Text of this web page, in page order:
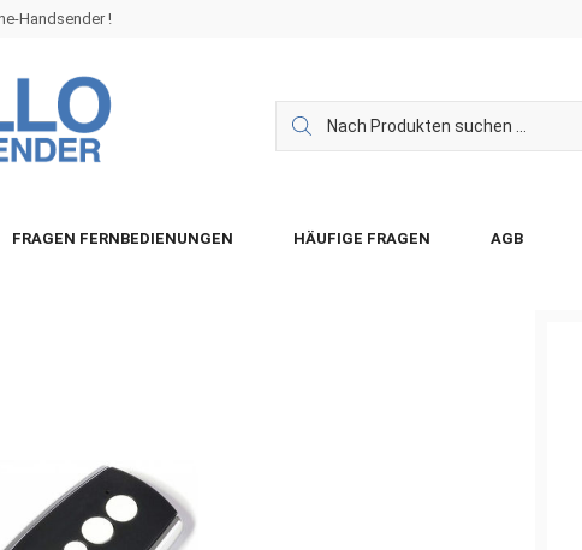
Handsender !
FRAGEN FERNBEDIENUNGEN HÄUFIGE FRAGEN AGB